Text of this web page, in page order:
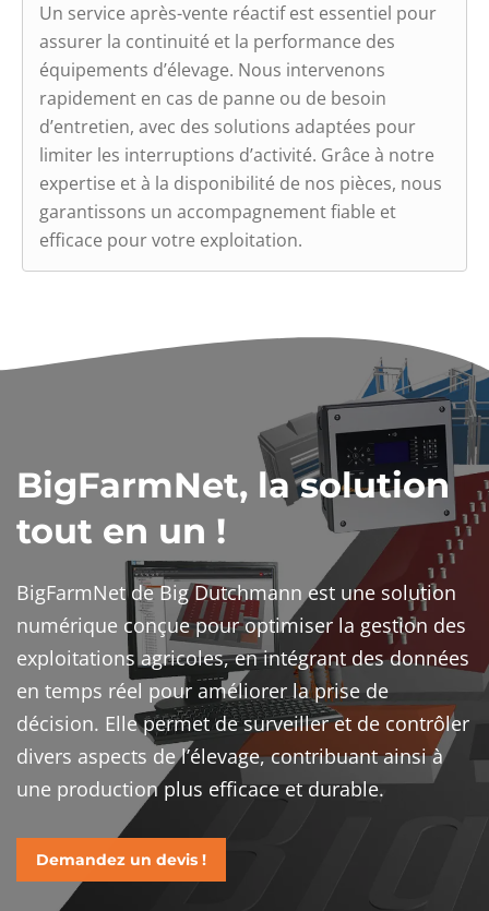
Un service après-vente réactif est essentiel pour
assurer la continuité et la performance des
équipements d’élevage. Nous intervenons
rapidement en cas de panne ou de besoin
d’entretien, avec des solutions adaptées pour
limiter les interruptions d’activité. Grâce à notre
expertise et à la disponibilité de nos pièces, nous
garantissons un accompagnement fiable et
efficace pour votre exploitation.
BigFarmNet, la solution
tout en un !
BigFarmNet de Big Dutchmann est une solution
numérique conçue pour optimiser la gestion des
exploitations agricoles, en intégrant des données
en temps réel pour améliorer la prise de
décision. Elle permet de surveiller et de contrôler
divers aspects de l’élevage, contribuant ainsi à
une production plus efficace et durable.
Demandez un devis !